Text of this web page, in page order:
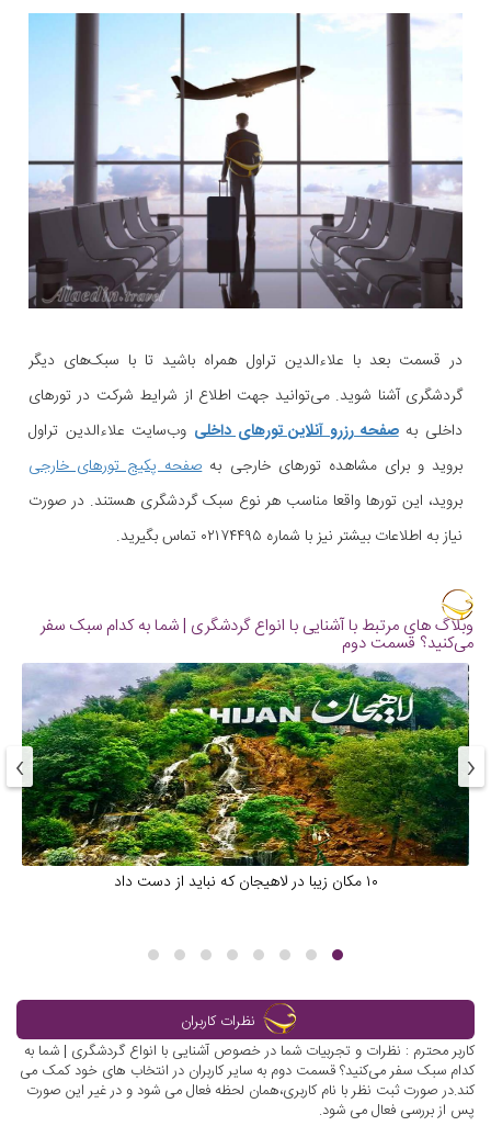
در قسمت بعد با علاءالدین تراول همراه باشید تا با سبک‌های دیگر
گردشگری آشنا شوید. می‌توانید جهت اطلاع از شرایط شرکت در تورهای
داخلی بهصفحه رزرو آنلاین تورهای داخلی وب‌سایت علاءالدین تراول
بروید و برای مشاهده تورهای خارجی بهصفحه پکیج تورهای خارجی
بروید، این تورها واقعا مناسب هر نوع سبک گردشگری هستند. در صورت
نیاز به اطلاعات بیشتر نیز با شماره ۰۲۱۷۴۴۹۵ تماس بگیرید.
وبلاگ های مرتبط با آشنایی با انواع گردشگری | شما به کدام سبک سفر
می‌کنید؟ قسمت دوم
۱۰ مکان زیبا در لاهیجان که نباید از دست داد
‹
›
نظرات کاربران
کاربر محترم : نظرات و تجربیات شما در خصوص آشنایی با انواع گردشگری | شما به
کدام سبک سفر می‌کنید؟ قسمت دوم به سایر کاربران در انتخاب های خود کمک می
کند.در صورت ثبت نظر با نام کاربری،همان لحظه فعال می شود و در غیر این صورت
پس از بررسی فعال می شود.